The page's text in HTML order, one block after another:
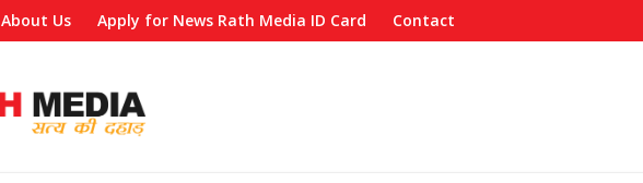
About Us Apply for News Rath Media ID Card Contact